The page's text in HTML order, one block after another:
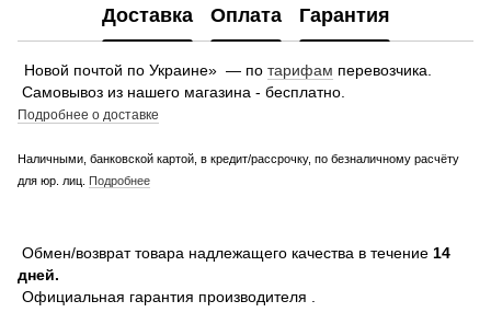
Доставка Оплата Гарантия
Новой почтой по Украине» — по тарифам перевозчика.
Самовывоз из нашего магазина - бесплатно.
Подробнее о доставке
Наличными, банковской картой, в кредит/рассрочку, по безналичному расчёту
для юр. лиц. Подробнее
Обмен/возврат товара надлежащего качества в течение 14
дней.
Официальная гарантия производителя .